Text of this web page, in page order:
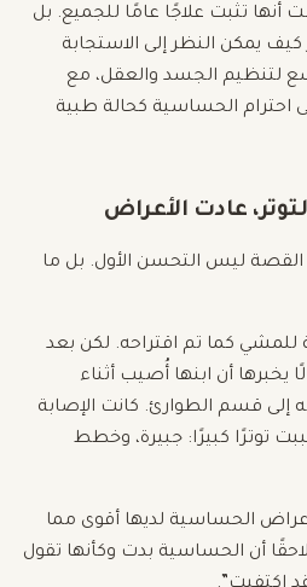
أنها تثبت علاجًا عامًا للجميع. بل
يمكن النظر إلى الاستجابة
لتنظيم الجسد والعقل، مع
احترام الحساسية كحالة طبية
عادت الأعراض
القصة ليس التحسن الأول. بل ما
للمشي كما تم اقتراحه. لكن بعد
يخبرها أن ابنها أُصيب أثناء
إلى قسم الطوارئ. كانت الإصابة
توترًا كبيرًا: جبيرة، وخطط
الحساسية لديها أقوى مما
أن الحساسية بدت وكأنها تقول